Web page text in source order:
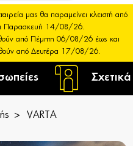
μας θα παραμείνει κλειστή από
Παρασκευή 14/08/26.
από Πέμπτη 06/08/26 έως και
από Δευτέρα 17/08/26.
VARTA